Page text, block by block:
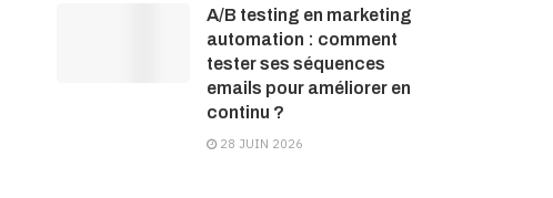
A/B testing en marketing
automation : comment
tester ses séquences
emails pour améliorer en
continu ?
28 JUIN 2026